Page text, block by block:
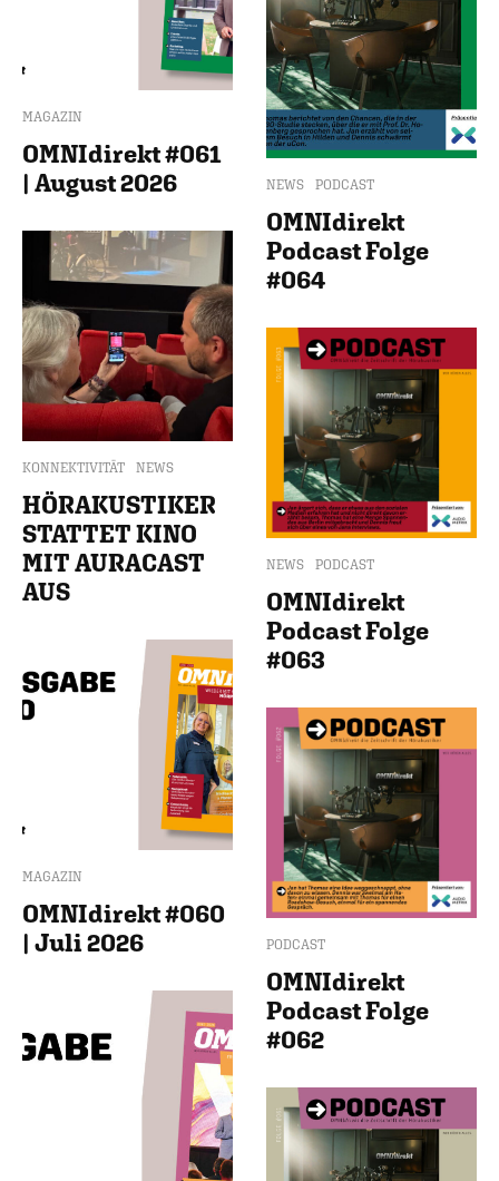
MAGAZIN
OMNIdirekt #061
| August 2026
KONNEKTIVITÄT NEWS
HÖRAKUSTIKER
STATTET KINO
MIT AURACAST
AUS
MAGAZIN
OMNIdirekt #060
| Juli 2026
NEWS PODCAST
OMNIdirekt
Podcast Folge
#064
NEWS PODCAST
OMNIdirekt
Podcast Folge
#063
PODCAST
OMNIdirekt
Podcast Folge
#062